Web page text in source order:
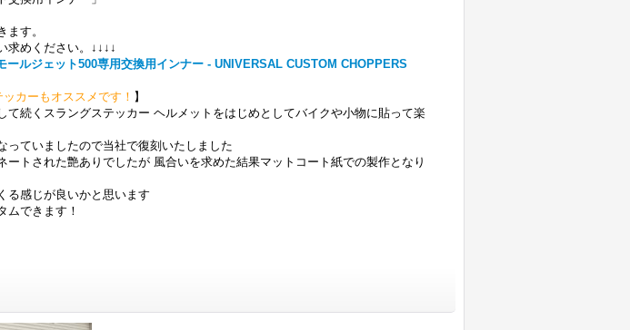
す。
求めください。↓↓↓↓
ルジェット500専用交換用インナー - UNIVERSAL CUSTOM CHOPPERS
カーもオススメです！ 】
て続くスラングステッカー ヘルメットをはじめとしてバイクや小物に貼って楽
っていましたので当社で復刻いたしました
ートされた艶ありでしたが 風合いを求めた結果マットコート紙での製作となり
る感じが良いかと思います
ムできます！